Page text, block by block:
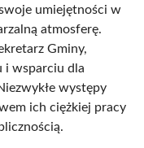
umiejętności w
atmosferę.
Gminy,
i wsparciu dla
występy
ich ciężkiej pracy